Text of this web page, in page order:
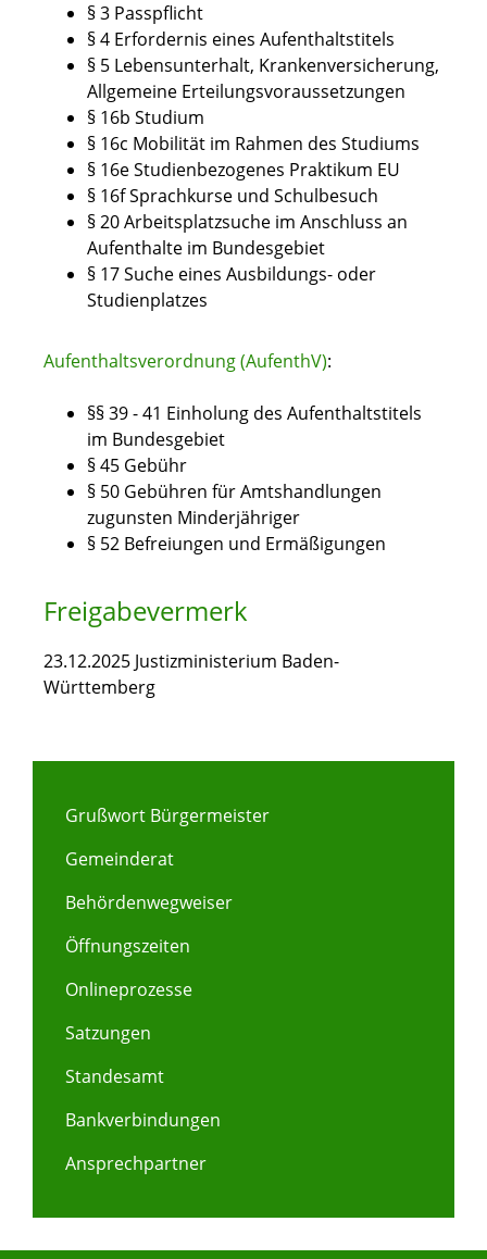
§ 3 Passpflicht
§ 4 Erfordernis eines Aufenthaltstitels
§ 5 Lebensunterhalt, Krankenversicherung,
Allgemeine Erteilungsvoraussetzungen
§ 16b Studium
§ 16c Mobilität im Rahmen des Studiums
§ 16e Studienbezogenes Praktikum EU
§ 16f Sprachkurse und Schulbesuch
§ 20 Arbeitsplatzsuche im Anschluss an
Aufenthalte im Bundesgebiet
§ 17 Suche eines Ausbildungs- oder
Studienplatzes
Aufenthaltsverordnung (AufenthV):
§§ 39 - 41 Einholung des Aufenthaltstitels
im Bundesgebiet
§ 45 Gebühr
§ 50 Gebühren für Amtshandlungen
zugunsten Minderjähriger
§ 52 Befreiungen und Ermäßigungen
Freigabevermerk
23.12.2025 Justizministerium Baden-
Württemberg
Grußwort Bürgermeister
Gemeinderat
Behördenwegweiser
Öffnungszeiten
Onlineprozesse
Satzungen
Standesamt
Bankverbindungen
Ansprechpartner